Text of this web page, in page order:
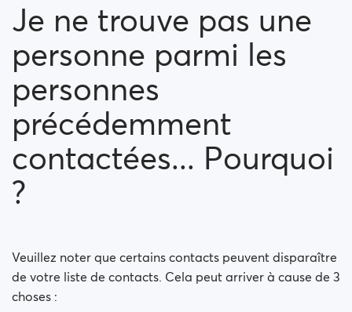
Existe-t-il une quantité limite de personnes que je
peux contacter ?
Je ne trouve pas une personne parmi les personnes
précédemment contactées... Pourquoi ?
Je ne trouve pas une
personne parmi les
personnes
précédemment
contactées... Pourquoi
?
Veuillez noter que certains contacts peuvent disparaître
de votre liste de contacts. Cela peut arriver à cause de 3
choses :